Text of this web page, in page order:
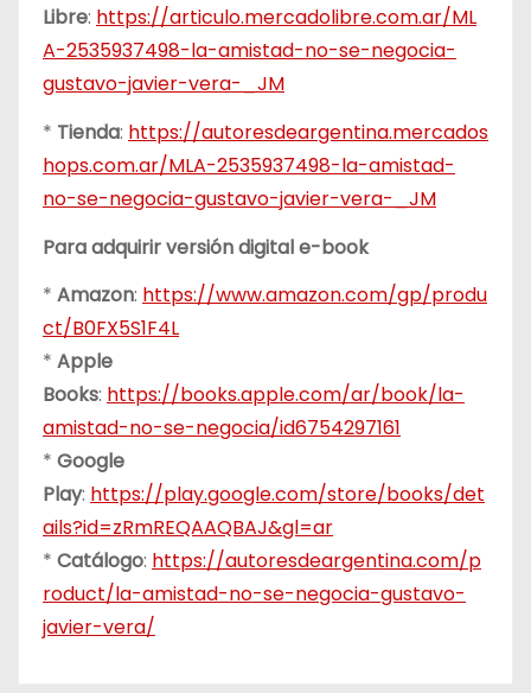
Libre: https://articulo.mercadolibre.com.ar/ML
A-2535937498-la-amistad-no-se-negocia-
gustavo-javier-vera-_JM
* Tienda: https://autoresdeargentina.mercados
hops.com.ar/MLA-2535937498-la-amistad-
no-se-negocia-gustavo-javier-vera-_JM
Para adquirir versión digital e-book
* Amazon: https://www.amazon.com/gp/produ
ct/B0FX5S1F4L
* Apple
Books: https://books.apple.com/ar/book/la-
amistad-no-se-negocia/id6754297161
* Google
Play: https://play.google.com/store/books/det
ails?id=zRmREQAAQBAJ&gl=ar
* Catálogo: https://autoresdeargentina.com/p
roduct/la-amistad-no-se-negocia-gustavo-
javier-vera/